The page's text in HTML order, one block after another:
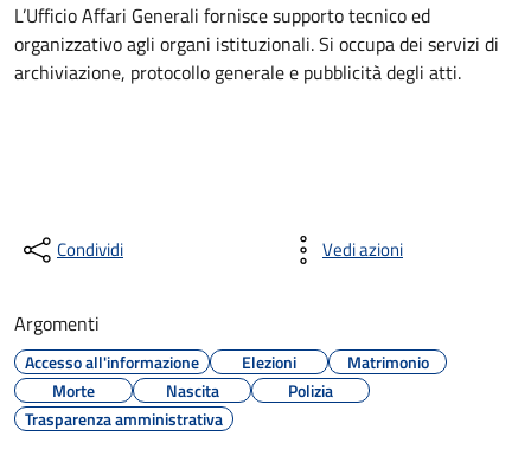
L’Ufficio Affari Generali fornisce supporto tecnico ed
organizzativo agli organi istituzionali. Si occupa dei servizi di
archiviazione, protocollo generale e pubblicità degli atti.
Condividi Vedi azioni
Argomenti
Accesso all'informazione Elezioni
Matrimonio
Morte
Nascita
Polizia
Trasparenza amministrativa